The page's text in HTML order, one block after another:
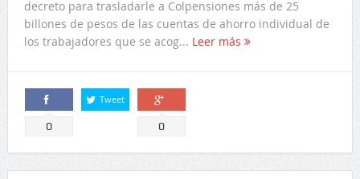
decreto para trasladarle a Colpensiones más de 25
billones de pesos de las cuentas de ahorro individual de
los trabajadores que se acog... Leer más
Comparte
0
Tweet
Comparte
0